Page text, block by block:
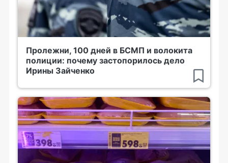
Пролежни, 100 дней в БСМП и волокита
полиции: почему застопорилось дело
Ирины Зайченко